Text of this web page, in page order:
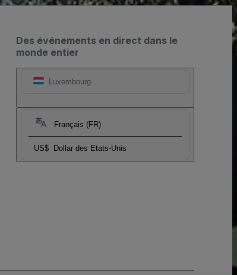
Des événements en direct dans le
monde entier
Luxembourg
Français (FR)
US$ Dollar des Etats-Unis